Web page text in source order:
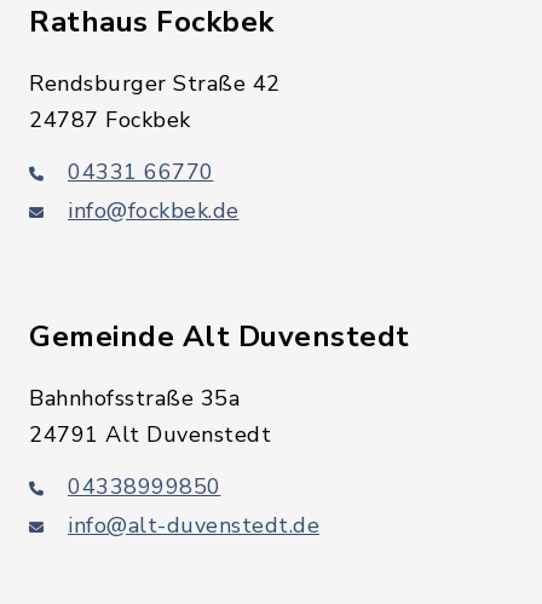
Rathaus Fockbek
Rendsburger Straße 42
24787 Fockbek
04331 66770
info@fockbek.de
Gemeinde Alt Duvenstedt
Bahnhofsstraße 35a
24791 Alt Duvenstedt
04338999850
info@alt-duvenstedt.de